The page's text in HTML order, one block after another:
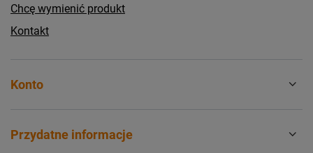
Chcę wymienić produkt
Kontakt
Konto
Przydatne informacje